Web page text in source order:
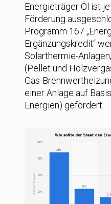
Energieträger Öl ist
Förderung
Programm 167
Ergänzungskredit“
Solarthermie-
(Pellet und
Gas-
einer Anlage auf
Energien) gefördert.